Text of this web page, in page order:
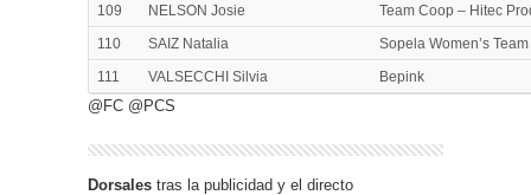
109
NELSON Josie
Team Coop – Hitec
110
SAIZ Natalia
Sopela Women’s Team
111
VALSECCHI Silvia Bepink
@FC @PCS
Dorsales tras la publicidad y el directo